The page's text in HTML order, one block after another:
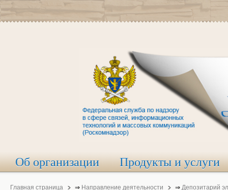
Об организации Продукты и услуги
Главная страница ⇒ Направление деятельности ⇒ Депозитарий